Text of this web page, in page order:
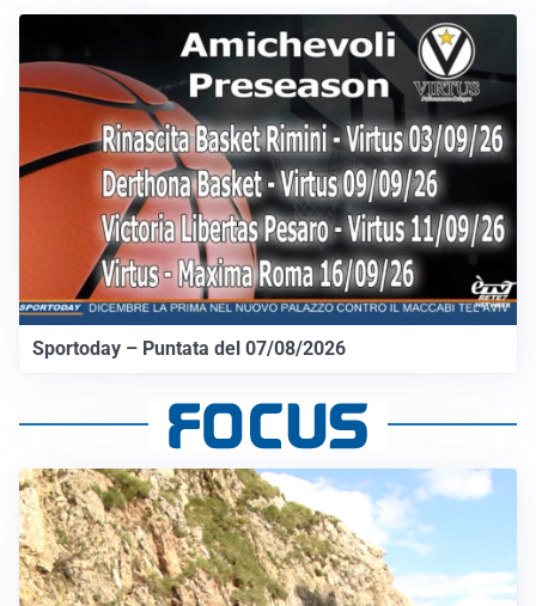
Sportoday – Puntata del 07/08/2026